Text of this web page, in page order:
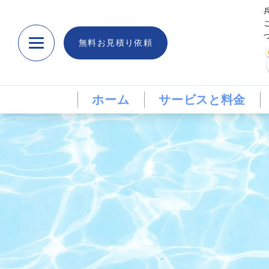
無料お見積り依頼
ホーム サービスと料金